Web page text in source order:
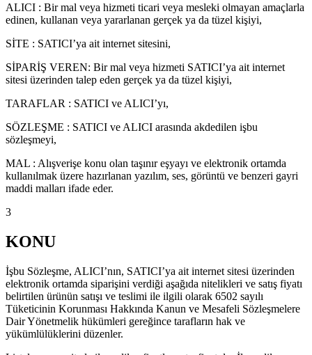
ALICI : Bir mal veya hizmeti ticari veya mesleki olmayan amaçlarla
edinen, kullanan veya yararlanan gerçek ya da tüzel kişiyi,
SİTE : SATICI’ya ait internet sitesini,
SİPARİŞ VEREN: Bir mal veya hizmeti SATICI’ya ait internet
sitesi üzerinden talep eden gerçek ya da tüzel kişiyi,
TARAFLAR : SATICI ve ALICI’yı,
SÖZLEŞME : SATICI ve ALICI arasında akdedilen işbu
sözleşmeyi,
MAL : Alışverişe konu olan taşınır eşyayı ve elektronik ortamda
kullanılmak üzere hazırlanan yazılım, ses, görüntü ve benzeri gayri
maddi malları ifade eder.
3
KONU
İşbu Sözleşme, ALICI’nın, SATICI’ya ait internet sitesi üzerinden
elektronik ortamda siparişini verdiği aşağıda nitelikleri ve satış fiyatı
belirtilen ürünün satışı ve teslimi ile ilgili olarak 6502 sayılı
Tüketicinin Korunması Hakkında Kanun ve Mesafeli Sözleşmelere
Dair Yönetmelik hükümleri gereğince tarafların hak ve
yükümlülüklerini düzenler.